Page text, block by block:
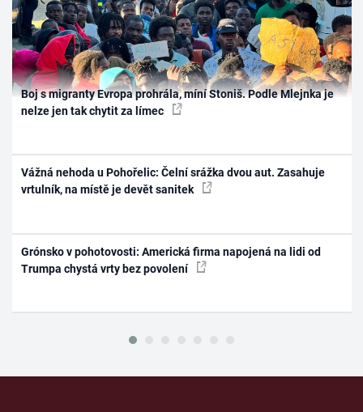
Boj s migranty Evropa prohrála, míní Stoniš. Podle Mlejnka je
nelze jen tak chytit za límec
Vážná nehoda u Pohořelic: Čelní srážka dvou aut. Zasahuje
vrtulník, na místě je devět sanitek
Grónsko v pohotovosti: Americká firma napojená na lidi od
Trumpa chystá vrty bez povolení